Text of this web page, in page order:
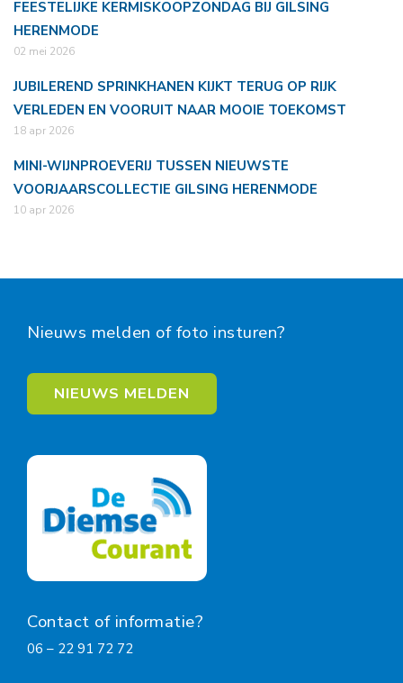
FEESTELIJKE KERMISKOOPZONDAG BIJ GILSING
HERENMODE
02 mei 2026
JUBILEREND SPRINKHANEN KIJKT TERUG OP RIJK
VERLEDEN EN VOORUIT NAAR MOOIE TOEKOMST
18 apr 2026
MINI-WIJNPROEVERIJ TUSSEN NIEUWSTE
VOORJAARSCOLLECTIE GILSING HERENMODE
10 apr 2026
Nieuws melden of foto insturen?
NIEUWS MELDEN
Contact of informatie?
06 – 22 91 72 72